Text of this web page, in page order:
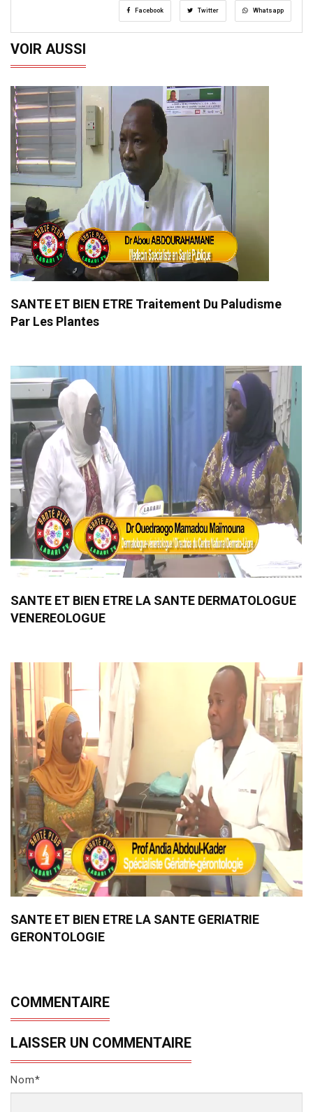
Facebook Twitter Whatsapp
VOIR AUSSI
SANTE ET BIEN ETRE Traitement Du Paludisme
Par Les Plantes
SANTE ET BIEN ETRE LA SANTE DERMATOLOGUE
VENEREOLOGUE
SANTE ET BIEN ETRE LA SANTE GERIATRIE
GERONTOLOGIE
COMMENTAIRE
LAISSER UN COMMENTAIRE
Nom*